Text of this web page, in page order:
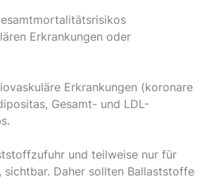
Erkrankungen oder
Erkrankungen (koronare
Gesamt- und LDL-
und teilweise nur für
sichtbar. Daher sollten Ballaststoffe